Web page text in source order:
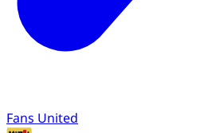
Fans United